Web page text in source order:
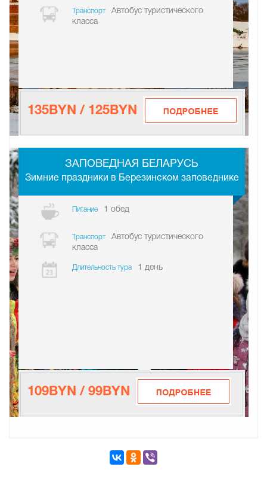
Транспорт
Автобус туристического
класса
135BYN / 125BYN
ЗАПОВЕДНАЯ БЕЛАРУСЬ
Зимние праздники в Березинском заповеднике
Питание 1 обед
Транспорт
Автобус туристического
класса
Длительность тура 1 день
109BYN / 99BYN
-